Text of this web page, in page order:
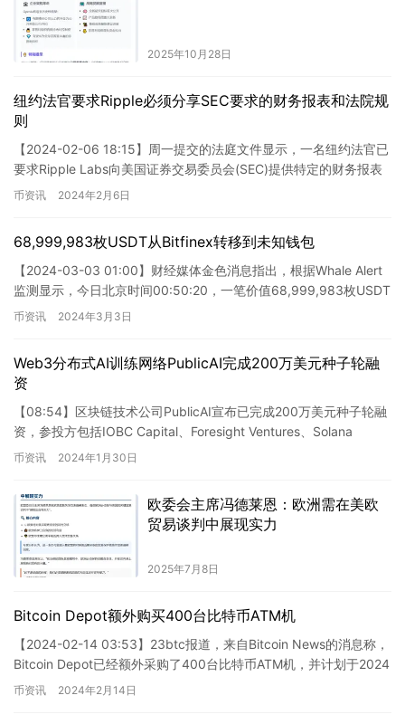
2025年10月28日
纽约法官要求Ripple必须分享SEC要求的财务报表和法院规
则
【2024-02-06 18:15】周一提交的法庭文件显示，一名纽约法官已
要求Ripple Labs向美国证券交易委员会(SEC)提供特定的财务报表
和关于XRP代币销售的信息。SE…
币资讯 2024年2月6日
68,999,983枚USDT从Bitfinex转移到未知钱包
【2024-03-03 01:00】财经媒体金色消息指出，根据Whale Alert
监测显示，今日北京时间00:50:20，一笔价值68,999,983枚USDT
的资金已从Bitf…
币资讯 2024年3月3日
Web3分布式AI训练网络PublicAI完成200万美元种子轮融
资
【08:54】区块链技术公司PublicAI宣布已完成200万美元种子轮融
资，参投方包括IOBC Capital、Foresight Ventures、Solana
Foundat…
币资讯 2024年1月30日
欧委会主席冯德莱恩：欧洲需在美欧
贸易谈判中展现实力
2025年7月8日
Bitcoin Depot额外购买400台比特币ATM机
【2024-02-14 03:53】23btc报道，来自Bitcoin News的消息称，
Bitcoin Depot已经额外采购了400台比特币ATM机，并计划于2024
年第一季度…
币资讯 2024年2月14日